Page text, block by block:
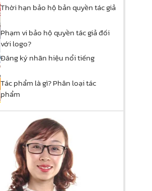
Thời hạn bảo hộ bản quyền tác giả
Phạm vi bảo hộ quyền tác giả đối
với logo?
Đăng ký nhãn hiệu nổi tiếng
Tác phẩm là gì? Phân loại tác
phẩm